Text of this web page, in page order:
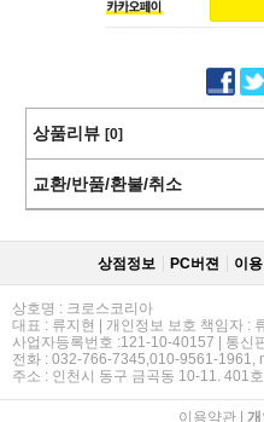
상품리뷰 [0]
교환/반품/환불/취소
상점정보 PC버젼 이
상호명 : 크로스코리아
대표 : 류지현 | 개인정보 보호 책임자 :
사업자등록번호 :121-10-40157 | 통신
전화 : 032-766-7345,010-9561-1961,
주소 : 인천시 동구 금곡동 10-11. 401호
이용약관|